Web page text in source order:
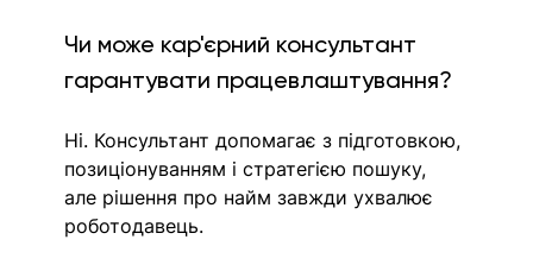
Чи може кар'єрний консультант
гарантувати працевлаштування?
Ні. Консультант допомагає з підготовкою,
позиціонуванням і стратегією пошуку,
але рішення про найм завжди ухвалює
роботодавець.